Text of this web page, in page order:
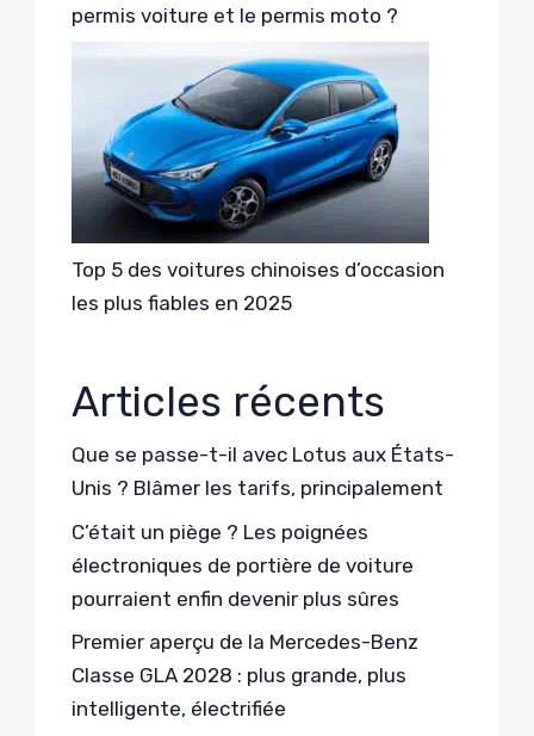
permis voiture et le permis moto ?
Top 5 des voitures chinoises d’occasion
les plus fiables en 2025
Articles récents
Que se passe-t-il avec Lotus aux États-
Unis ? Blâmer les tarifs, principalement
C’était un piège ? Les poignées
électroniques de portière de voiture
pourraient enfin devenir plus sûres
Premier aperçu de la Mercedes-Benz
Classe GLA 2028 : plus grande, plus
intelligente, électrifiée